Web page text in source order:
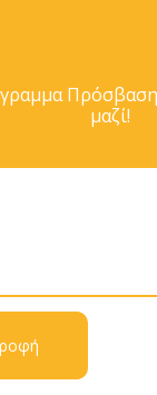
Πρόσβαση
μαζί!